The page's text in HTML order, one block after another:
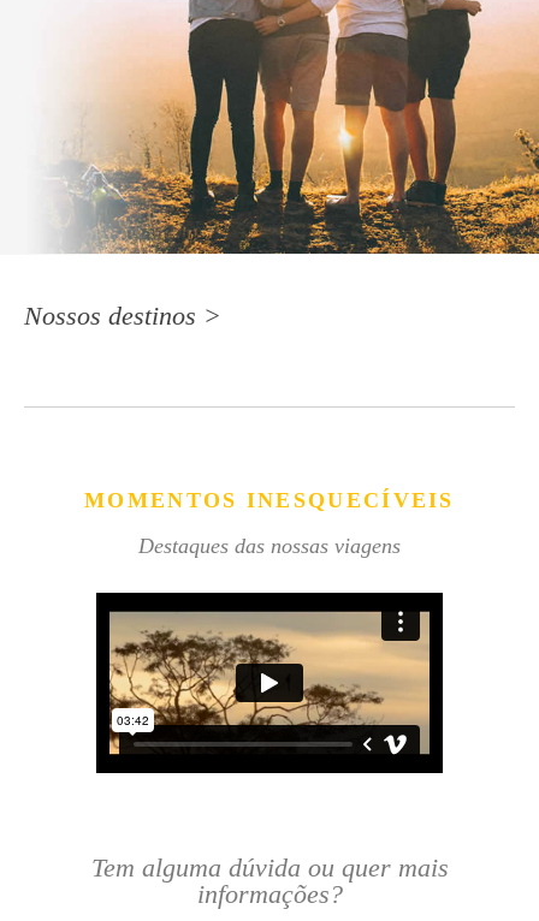
Nossos destinos >
MOMENTOS INESQUECÍVEIS
Destaques das nossas viagens
Tem alguma dúvida ou quer mais
informações?